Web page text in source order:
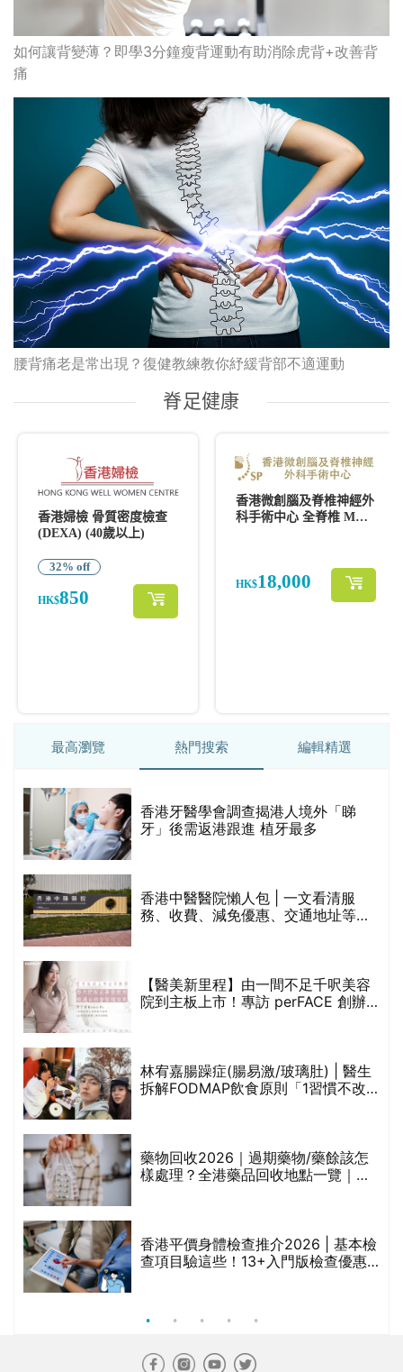
如何讓背變薄？即學3分鐘瘦背運動有助消除虎背+改善背
痛
腰背痛老是常出現？復健教練教你紓緩背部不適運動
最高瀏覽 熱門搜索 編輯精選
香港牙醫學會調查揭港人境外「睇
牙」後需返港跟進 植牙最多
香港中醫醫院懶人包 | 一文看清服
務、收費、減免優惠、交通地址等
【醫美新里程】由一間不足千呎美容
院到主板上市！專訪 perFACE 創辦
林宥嘉腸躁症(腸易激/玻璃肚) | 醫生
拆解FODMAP飲食原則「1習慣不改
藥物回收2026｜過期藥物/藥餘該怎
樣處理？全港藥品回收地點一覽｜屈
香港平價身體檢查推介2026 | 基本檢
查項目驗這些！13+入門版檢查優惠